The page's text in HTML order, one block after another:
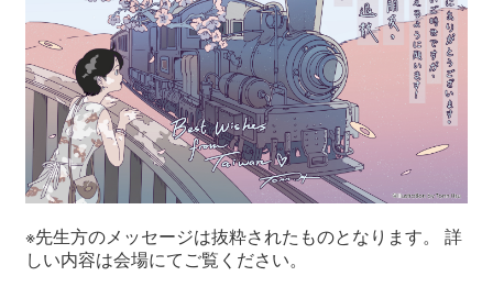
※先生方のメッセージは抜粋されたものとなります。 詳
しい内容は会場にてご覧ください。